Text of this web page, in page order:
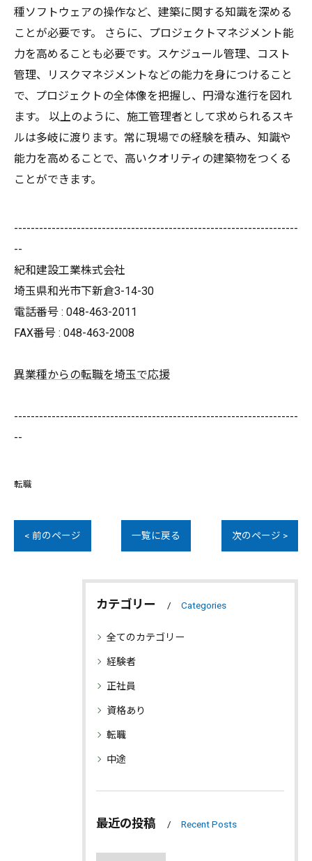
種ソフトウェアの操作など、建築に関する知識を深める
ことが必要です。 さらに、プロジェクトマネジメント能
力を高めることも必要です。スケジュール管理、コスト
管理、リスクマネジメントなどの能力を身につけること
で、プロジェクトの全体像を把握し、円滑な進行を図れ
ます。 以上のように、施工管理者として求められるスキ
ルは多岐に渡ります。常に現場での経験を積み、知識や
能力を高めることで、高いクオリティの建築物をつくる
ことができます。
--------------------------------------------------------------------
--
紀和建設工業株式会社
埼玉県和光市下新倉3-14-30
電話番号 : 048-463-2011
FAX番号 : 048-463-2008
異業種からの転職を埼玉で応援
--------------------------------------------------------------------
--
転職
< 前のページ 一覧に戻る 次のページ >
カテゴリー Categories
全てのカテゴリー
経験者
正社員
資格あり
転職
中途
最近の投稿 Recent Posts